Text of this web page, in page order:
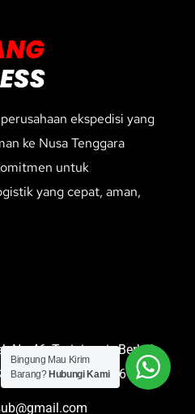
ekspedisi yang
ke Nusa Tenggara
untuk
yang cepat, aman,
No.46, Turipinggir, Berbek,
Jawa Timur 61256
Bingung Mau Kirim
Barang? Hubungi Kami